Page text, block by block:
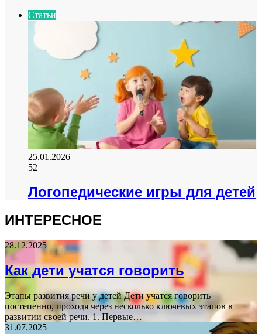
Статьи
25.01.2026
52
Логопедические игры для детей
ИНТЕРЕСНОЕ
28.12.2025
Как дети учатся говорить
Этапы развития речи у детей Дети учатся говорить
постепенно, проходя через несколько ключевых этапов в
развитии своей речи. 1. Первые…
31.07.2025